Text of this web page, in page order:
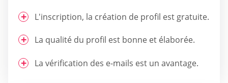
L'inscription, la création de profil est gratuite.
La qualité du profil est bonne et élaborée.
La vérification des e-mails est un avantage.